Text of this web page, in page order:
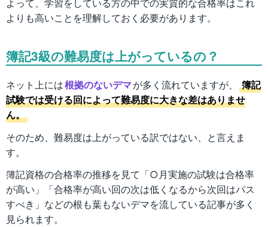
よりも高いことを理解しておく必要があります。
簿記3級の難易度は上がっているの？
ネット上には根拠のないデマが多く流れていますが、
簿記
試験では受ける回によって難易度に大きな差はありませ
ん。
そのため、難易度は上がっている訳ではない、と言えま
す。
簿記資格の合格率の推移を見て「○月実施の試験は合格率
が高い」「合格率が高い回の次は低くなるから次回はパス
すべき」などの根も葉もないデマを流している記事が多く
見られます。